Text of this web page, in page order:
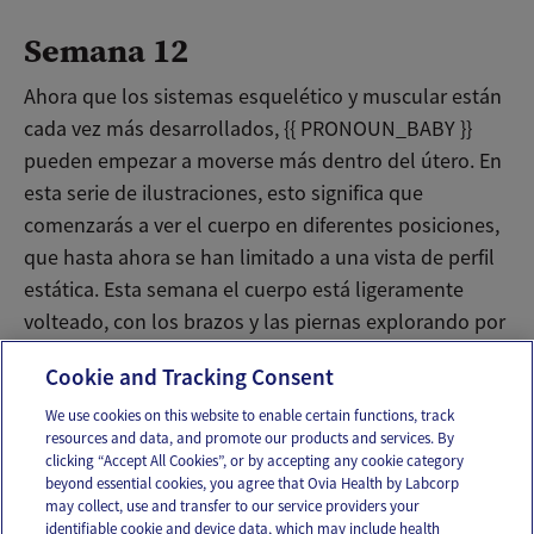
Semana 12
Ahora que los sistemas esquelético y muscular están
cada vez más desarrollados, {{ PRONOUN_BABY }}
pueden empezar a moverse más dentro del útero. En
esta serie de ilustraciones, esto significa que
comenzarás a ver el cuerpo en diferentes posiciones,
que hasta ahora se han limitado a una vista de perfil
estática. Esta semana el cuerpo está ligeramente
volteado, con los brazos y las piernas explorando por
Email Text
Cookie and Tracking Consent
We use cookies on this website to enable certain functions, track
resources and data, and promote our products and services. By
clicking “Accept All Cookies”, or by accepting any cookie category
beyond essential cookies, you agree that Ovia Health by Labcorp
may collect, use and transfer to our service providers your
identifiable cookie and device data, which may include health